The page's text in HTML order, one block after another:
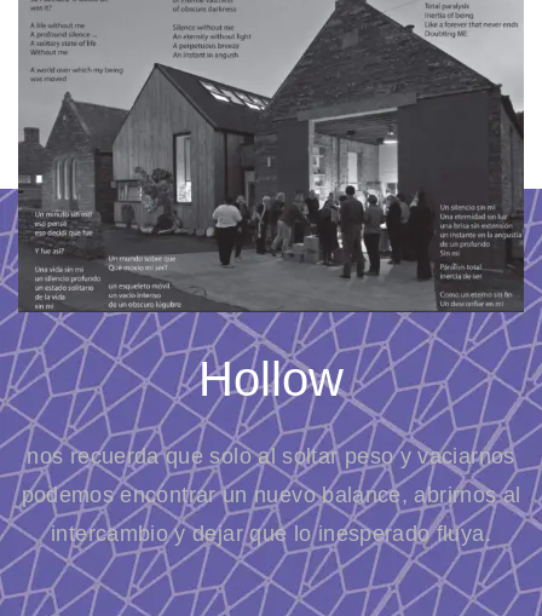
Hollow
nos recuerda que solo al soltar peso y vaciarnos
podemos encontrar un nuevo balance, abrirnos al
intercambio y dejar que lo inesperado fluya.